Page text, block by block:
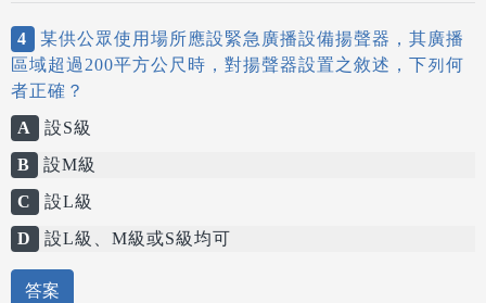
4
某供公眾使用場所應設緊急廣播設備揚聲器，其廣播
區域超過200平方公尺時，對揚聲器設置之敘述，下列何
者正確？
A
設S級
B
設M級
C
設L級
D
設L級、M級或S級均可
答案